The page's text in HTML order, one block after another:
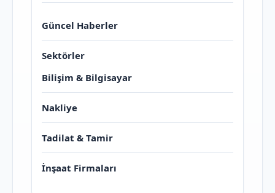
Güncel Haberler
Sektörler
Bilişim & Bilgisayar
Nakliye
Tadilat & Tamir
İnşaat Firmaları